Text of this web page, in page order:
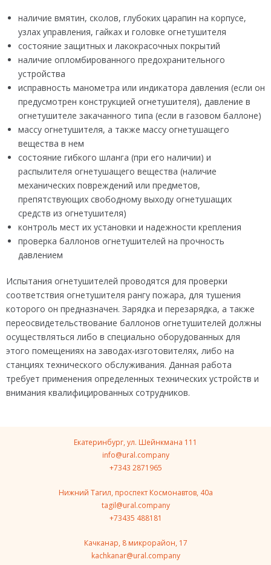
наличие вмятин, сколов, глубоких царапин на корпусе,
узлах управления, гайках и головке огнетушителя
состояние защитных и лакокрасочных покрытий
наличие опломбированного предохранительного
устройства
исправность манометра или индикатора давления (если он
предусмотрен конструкцией огнетушителя), давление в
огнетушителе закачанного типа (если в газовом баллоне)
массу огнетушителя, а также массу огнетушащего
вещества в нем
состояние гибкого шланга (при его наличии) и
распылителя огнетушащего вещества (наличие
механических повреждений или предметов,
препятствующих свободному выходу огнетушащих
средств из огнетушителя)
контроль мест их установки и надежности крепления
проверка баллонов огнетушителей на прочность
давлением
Испытания огнетушителей проводятся для проверки
соответствия огнетушителя рангу пожара, для тушения
которого он предназначен. Зарядка и перезарядка, а также
переосвидетельствование баллонов огнетушителей должны
осуществляться либо в специально оборудованных для
этого помещениях на заводах-изготовителях, либо на
станциях технического обслуживания. Данная работа
требует применения определенных технических устройств и
внимания квалифицированных сотрудников.
Екатеринбург, ул. Шейнкмана 111
info@ural.company
+7343 2871965
Нижний Тагил, проспект Космонавтов, 40a
tagil@ural.company
+73435 488181
Качканар, 8 микрорайон, 17
kachkanar@ural.company